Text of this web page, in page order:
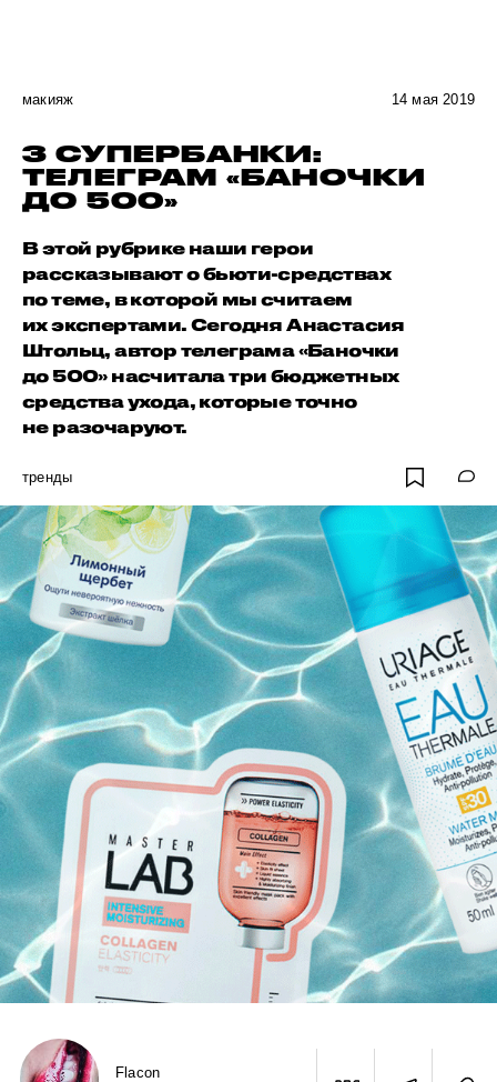
макияж 14 мая 2019
3 СУПЕРБАНКИ:
ТЕЛЕГРАМ «БАНОЧКИ
ДО 500»
В этой рубрике наши герои
рассказывают о бьюти-средствах
по теме, в которой мы считаем
их экспертами. Сегодня Анастасия
Штольц, автор телеграма «Баночки
до 500» насчитала три бюджетных
средства ухода, которые точно
не разочаруют.
тренды
Flacon